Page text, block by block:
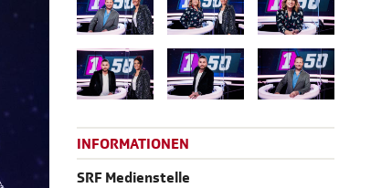
INFORMATIONEN
SRF Medienstelle